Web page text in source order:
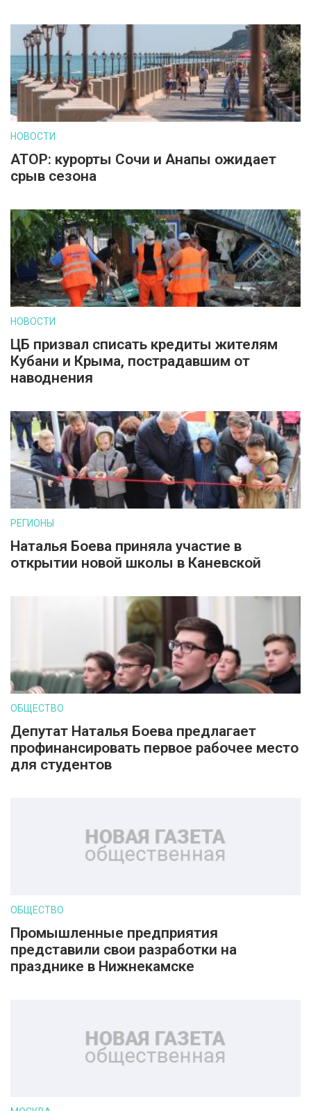
НОВОСТИ
АТОР: курорты Сочи и Анапы ожидает
срыв сезона
НОВОСТИ
ЦБ призвал списать кредиты жителям
Кубани и Крыма, пострадавшим от
наводнения
РЕГИОНЫ
Наталья Боева приняла участие в
открытии новой школы в Каневской
ОБЩЕСТВО
Депутат Наталья Боева предлагает
профинансировать первое рабочее место
для студентов
ОБЩЕСТВО
Промышленные предприятия
представили свои разработки на
празднике в Нижнекамске